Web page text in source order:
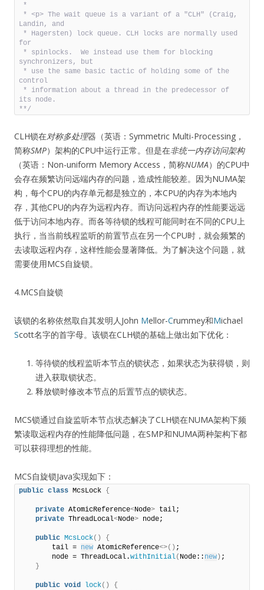
Landin, and
for
synchronizers, but
control
its node.
**/
CLH锁在对称多处理器（英语：Symmetric Multi-Processing，
简称SMP）架构的CPU中运行正常。但是在非统一内存访问架构
（英语：Non-uniform Memory Access，简称NUMA）的CPU中
会存在频繁访问远端内存的问题，造成性能较差。因为NUMA架
构，每个CPU的内存单元都是独立的，本CPU的内存为本地内
存，其他CPU的内存为远程内存。而访问远程内存的性能要远远
低于访问本地内存。而各等待锁的线程可能同时在不同的CPU上
执行，当当前线程监听的前置节点在另一个CPU时，就会频繁的
去读取远程内存，这样性能会显著降低。为了解决这个问题，就
需要使用MCS自旋锁。
4.MCS自旋锁
该锁的名称依然取自其发明人John Mellor-Crummey和Michael
Scott名字的首字母。该锁在CLH锁的基础上做出如下优化：
等待锁的线程监听本节点的锁状态，如果状态为获得锁，则
进入获取锁状态。
释放锁时修改本节点的后置节点的锁状态。
MCS锁通过自旋监听本节点状态解决了CLH锁在NUMA架构下频
繁读取远程内存的性能降低问题，在SMP和NUMA两种架构下都
可以获得理想的性能。
MCS自旋锁Java实现如下：
public class McsLock {
private AtomicReference<Node> tail;
private ThreadLocal<Node> node;
public McsLock()
{
        tail =
new AtomicReference<>() ;
        node = ThreadLocal.
withInitial( Node:: new ) ;
}
public void lock()
{